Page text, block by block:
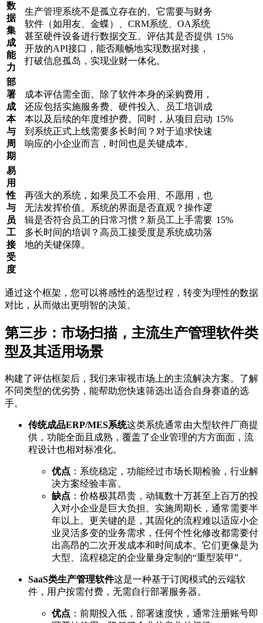
数
据
集
成
能
力
生产管理系统不是孤立存在的。它需要与财务
软件（如用友、金蝶）、CRM系统、OA系统
甚至硬件设备进行数据交互。评估其是否提供
开放的API接口，能否顺畅地实现数据对接，
打破信息孤岛，实现业财一体化。
15%
部
署
成
本
与
周
期
成本评估需全面。除了软件本身的采购费用，
还应包括实施服务费、硬件投入、员工培训成
本以及后续的年度维护费。同时，从项目启动
到系统正式上线需要多长时间？对于追求快速
响应的小企业而言，时间也是关键成本。
15%
易
用
性
与
员
工
接
受
度
再强大的系统，如果员工不会用、不愿用，也
无法发挥价值。系统的界面是否直观？操作逻
辑是否符合员工的日常习惯？新员工上手需要
多长时间的培训？高员工接受度是系统成功落
地的关键保障。
15%
通过这个框架，您可以将感性的选型过程，转变为理性的数据
对比，从而做出更明智的决策。
第三步：市场扫描，主流生产管理软件类
型及其适用场景
构建了评估框架后，我们来审视市场上的主流解决方案。了解
不同类型的优劣势，能帮助您快速筛选出适合自身赛道的选
手。
传统成品ERP/MES系统这类系统通常由大型软件厂商提
供，功能全面且成熟，覆盖了企业管理的方方面面，流
程设计也相对标准化。
优点 ：系统稳定，功能经过市场长期检验，行业解
决方案经验丰富。
缺点 ：价格极其昂贵，动辄数十万甚至上百万的投
入对小企业是巨大负担。实施周期长，通常需要半
年以上。更关键的是，其固化的流程难以适应小企
业灵活多变的业务需求，任何个性化修改都需要付
出高昂的二次开发成本和时间成本。它们更像是为
大型、流程稳定的企业量身定制的“重型装甲”。
SaaS类生产管理软件这是一种基于订阅模式的云端软
件，用户按需付费，无需自行部署服务器。
优点 ：前期投入低，部署速度快，通常注册账号即